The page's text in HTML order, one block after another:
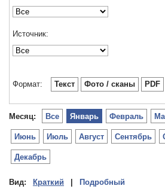
Источник:
Формат: Текст Фото / сканы PDF
Месяц: Январь Февраль
Июнь Июль Август Сентябрь
Декабрь
Все
Вид: Краткий Подробный